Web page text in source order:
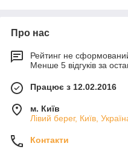
Про нас
Рейтинг не
Менше 5 відгуків за
Працює з 12.02.2016
м. Київ
Лівий берег, Київ,
Контакти